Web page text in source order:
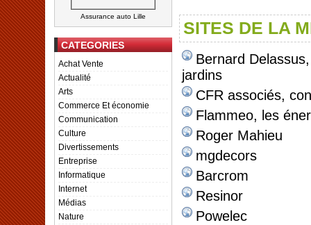
Assurance auto Lille
CATEGORIES
Achat Vente
Actualité
Arts
Commerce Et économie
Communication
Culture
Divertissements
Entreprise
Informatique
Internet
Médias
Nature
SITES DE LA
Bernard
jardins
CFR associés,
Flammeo, les
Roger Mahieu
mgdecors
Barcrom
Resinor
Powelec